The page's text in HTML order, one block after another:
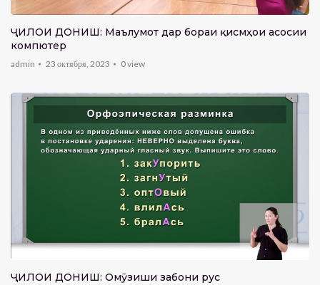
ҶИЛОИ ДОНИШ: Маълумот дар бораи қисмҳои асосии
компютер
admin 23 октября, 2023 0view
ҶИЛОИ ДОНИШ: Омӯзиши забони русӣ